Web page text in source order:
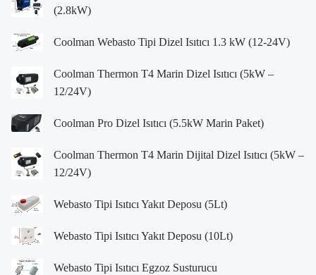
(2.8kW)
Coolman Webasto Tipi Dizel Isıtıcı 1.3 kW (12-24V)
Coolman Thermon T4 Marin Dizel Isıtıcı (5kW –
12/24V)
Coolman Pro Dizel Isıtıcı (5.5kW Marin Paket)
Coolman Thermon T4 Marin Dijital Dizel Isıtıcı (5kW –
12/24V)
Webasto Tipi Isıtıcı Yakıt Deposu (5Lt)
Webasto Tipi Isıtıcı Yakıt Deposu (10Lt)
Webasto Tipi Isıtıcı Egzoz Susturucu